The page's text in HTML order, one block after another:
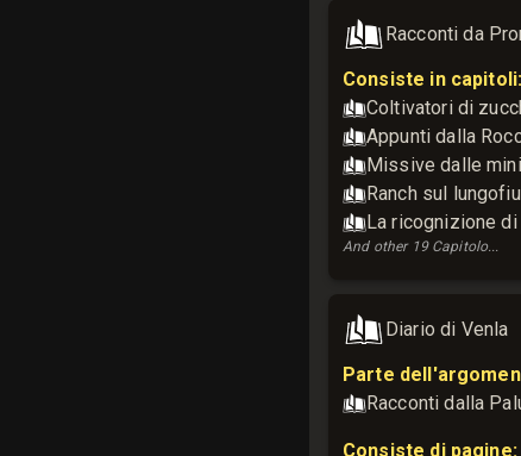
Racconti da
Consiste in capitoli:
Coltivatori di
Appunti dalla
Missive dalle
Ranch sul
La ricognizione di
And other 19 Capitolo...
Diario di Venla
Parte
Racconti dalla
Consiste di pagine: